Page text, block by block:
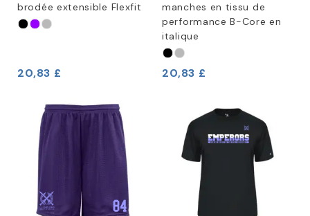
brodée extensible Flexfit
20,83 £
manches en tissu de
performance B-Core en
italique
20,83 £